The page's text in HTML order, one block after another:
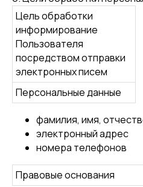
Цель обработки
информирование
Пользователя
посредством отправки
электронных писем
Персональные данные
фамилия, имя,
электронный адрес
номера телефонов
Правовые основания